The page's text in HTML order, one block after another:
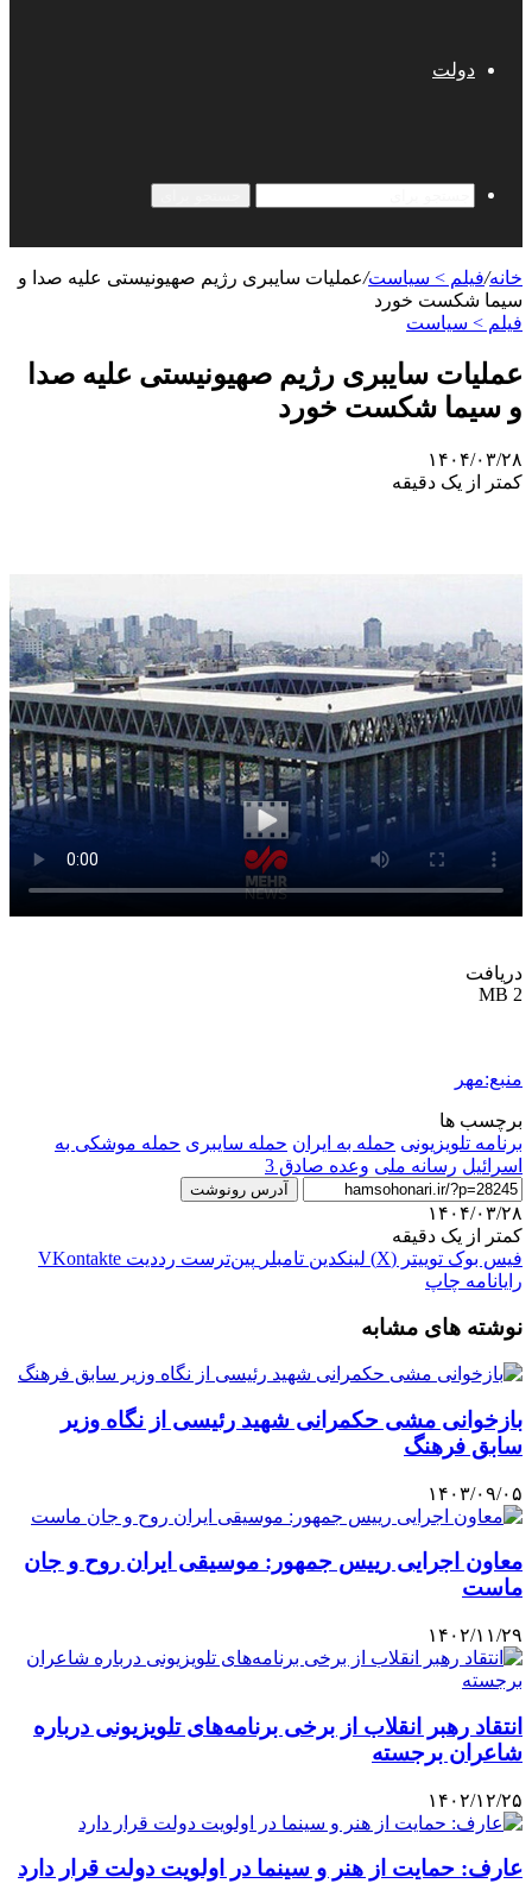
دولت
خانه/فیلم > سیاست/عملیات سایبری رژیم صهیونیستی علیه صدا و
سیما شکست خورد
فیلم > سیاست
عملیات سایبری رژیم صهیونیستی علیه صدا
و سیما شکست خورد
۱۴۰۴/۰۳/۲۸
کمتر از یک دقیقه
دریافت
2 MB
منبع:مهر
برچسب ها
برنامه تلویزیونی حمله به ایران حمله سایبری حمله موشکی به
اسرائیل رسانه ملی وعده صادق 3
آدرس رونوشت
۱۴۰۴/۰۳/۲۸
کمتر از یک دقیقه
فیس بوک توییتر (X) لینکدین ‫تامبلر ‫پین‌ترست ‫رددیت ‫VKontakte
رایانامه چاپ
نوشته های مشابه
بازخوانی مشی حکمرانی شهید رئیسی از نگاه وزیر
سابق فرهنگ
۱۴۰۳/۰۹/۰۵
معاون اجرایی رییس جمهور: موسیقی ایران روح و جان
ماست
۱۴۰۲/۱۱/۲۹
انتقاد رهبر انقلاب از برخی برنامه‌های تلویزیونی درباره
شاعران برجسته
۱۴۰۲/۱۲/۲۵
عارف: حمایت از هنر و سینما در اولویت دولت قرار دارد